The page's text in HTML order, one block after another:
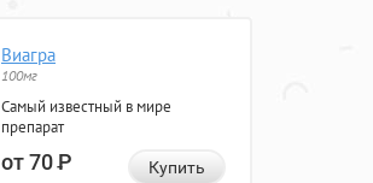
Виагра
100мг
Самый известный в мире
препарат
от 70Р Купить